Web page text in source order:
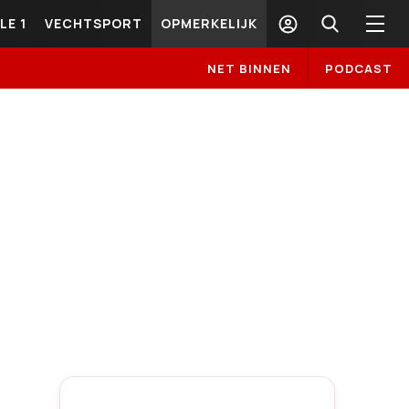
1 VECHTSPORT OPMERKELIJK
NET BINNEN PODCAST